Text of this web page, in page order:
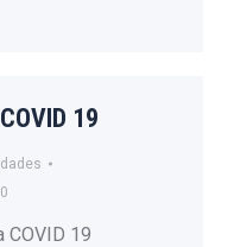
19
COVID 19